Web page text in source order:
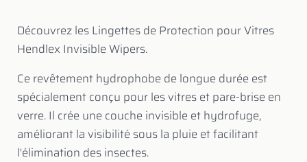
Découvrez les Lingettes de Protection pour Vitres
Hendlex Invisible Wipers.
Ce revêtement hydrophobe de longue durée est
spécialement conçu pour les vitres et pare-brise en
verre. Il crée une couche invisible et hydrofuge,
améliorant la visibilité sous la pluie et facilitant
l'élimination des insectes.